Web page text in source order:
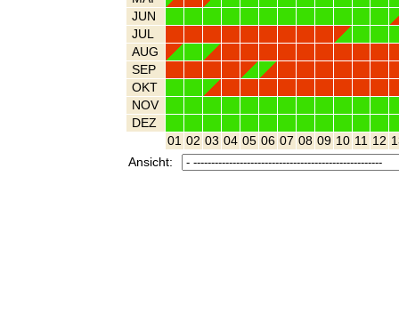
JUN
JUL
AUG
SEP
OKT
NOV
DEZ
01 02 03 04 05 06 07 08 09 10 11 12
Ansicht: